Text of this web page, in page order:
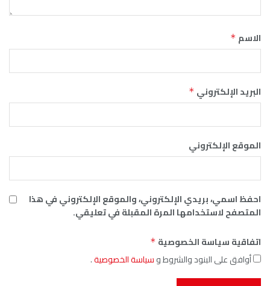
الاسم *
البريد الإلكتروني *
الموقع الإلكتروني
احفظ اسمي، بريدي الإلكتروني، والموقع الإلكتروني في هذا
المتصفح لاستخدامها المرة المقبلة في تعليقي.
اتفاقية سياسة الخصوصية *
أوافق على البنود والشروط وسياسة الخصوصية.